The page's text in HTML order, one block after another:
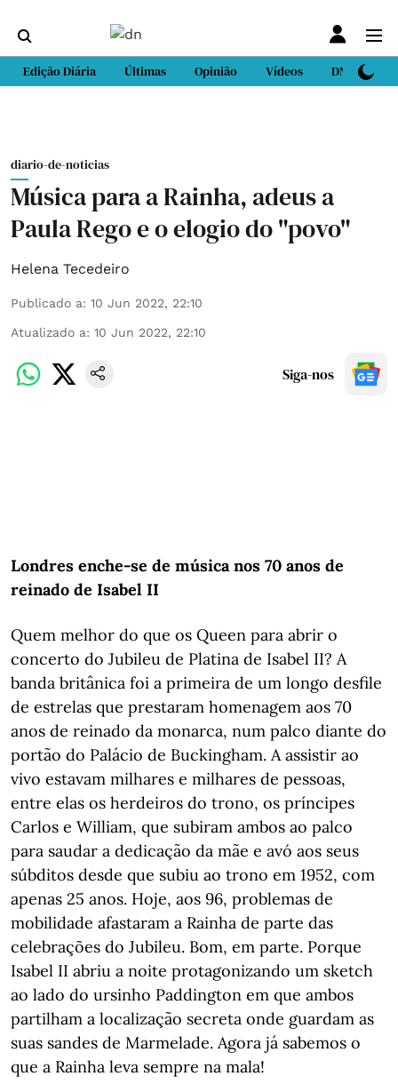
Edição Diária Últimas Opinião Vídeos DN Sport
diario-de-noticias
Música para a Rainha, adeus a
Paula Rego e o elogio do "povo"
Helena Tecedeiro
Publicado a: 10 Jun 2022, 22:10
Atualizado a: 10 Jun 2022, 22:10
Siga-nos
Londres enche-se de música nos 70 anos de
reinado de Isabel II
Quem melhor do que os Queen para abrir o
concerto do Jubileu de Platina de Isabel II? A
banda britânica foi a primeira de um longo desfile
de estrelas que prestaram homenagem aos 70
anos de reinado da monarca, num palco diante do
portão do Palácio de Buckingham. A assistir ao
vivo estavam milhares e milhares de pessoas,
entre elas os herdeiros do trono, os príncipes
Carlos e William, que subiram ambos ao palco
para saudar a dedicação da mãe e avó aos seus
súbditos desde que subiu ao trono em 1952, com
apenas 25 anos. Hoje, aos 96, problemas de
mobilidade afastaram a Rainha de parte das
celebrações do Jubileu. Bom, em parte. Porque
Isabel II abriu a noite protagonizando um sketch
ao lado do ursinho Paddington em que ambos
partilham a localização secreta onde guardam as
suas sandes de Marmelade. Agora já sabemos o
que a Rainha leva sempre na mala!